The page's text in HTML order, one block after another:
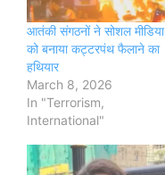
आतंकी संगठनों ने सोशल मीडिया
को बनाया कट्टरपंथ फैलाने का
हथियार
March 8, 2026
In "Terrorism,
International"